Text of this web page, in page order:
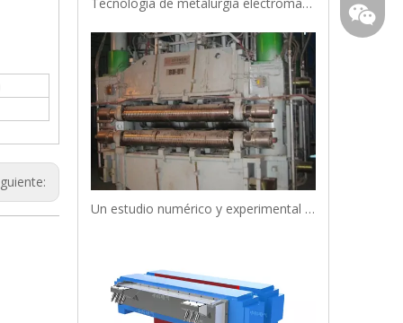
Un estudio numérico y experimental sobre la estructura de solidificación de la fundición de losas de acero Fe-Cr-Ni mediante agitación electromagnética con rodillos